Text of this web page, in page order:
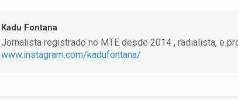
Kadu Fontana
Jornalista registrado no MTE desde 2014 , radialista, e
www.instagram.com/kadufontana/